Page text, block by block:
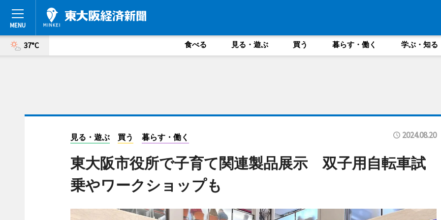
37°C 食べる 見る・遊ぶ 買う 暮らす・働く 学ぶ・知る
見る・遊ぶ 買う 暮らす・働く 2024.08.20
東大阪市役所で子育て関連製品展示 双子用自転車試
乗やワークショップも